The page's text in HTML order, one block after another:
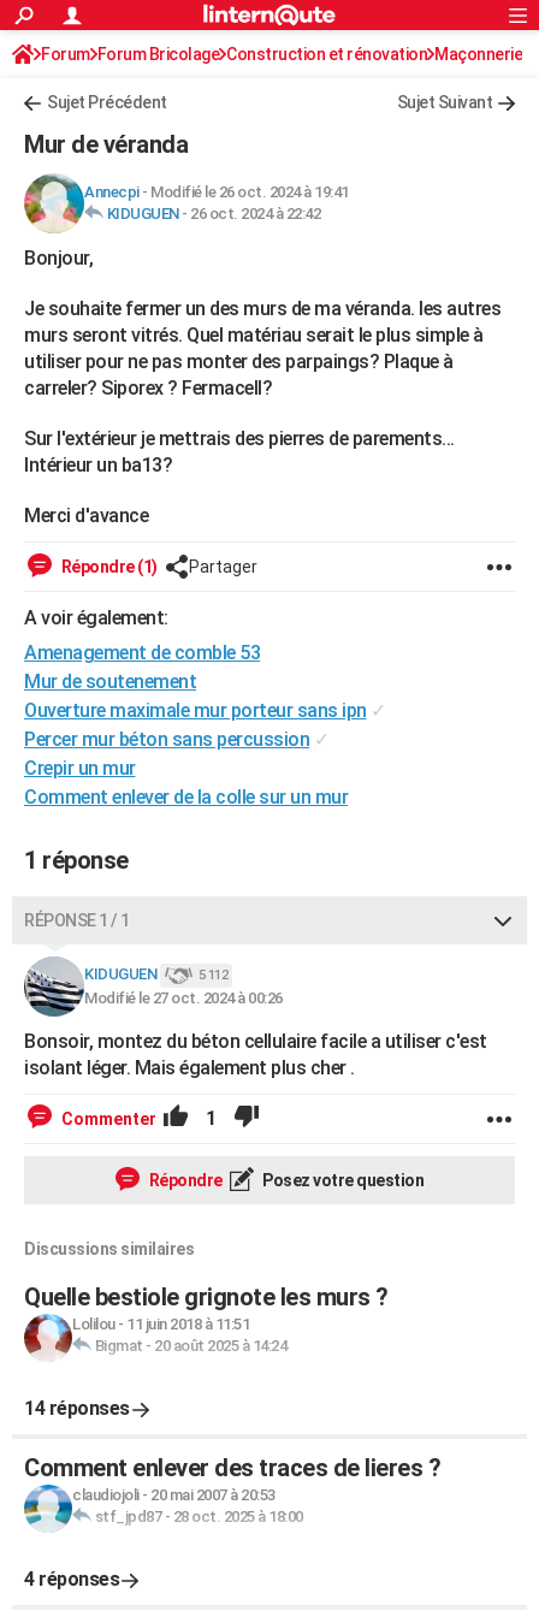
ACTUALITÉS
Politique
Société
Faits Divers
Education
Monde
Villes
+
FINANCE
Retraite
Impôts
Epargne
Immobilier
Risques naturels par ville
Banque
Assurance
Crédit
AUTO
Essais
Réserver un essai
Citadines
Berlines
SUV
Forum auto
+HIGH-TECH
Mobiles
Meilleur smartphone
Internet
Ordinateurs
Jeux vidéo
Guide high-tech
+
Forum
Aménagement intérieur
Extérieur
Cuisine
Salle de bains
Jardinage
Rangement
WEEK-END
Art de vivre
Bien-être
Loisirs
Mode
Modes de vie
SANTE
Alimentation
Guide de la santé
Maladies
Médicaments
Sommeil
VOYAGE
Destinations
City break
Voyage nature
Voyage de noces
Forum
Climat
PHOTO
GUIDES D'ACHAT
BONS PLANS
CARTE DE VOEUX
Carte de Noël
Carte Bonne année
Carte Saint-Valentin
Carte Pâques
Carte d'anniversaire
DICTIONNAIRE
Dictionnaire
Biographies
Citations
Expressions
Proverbes
PROGRAMME TV
COPAINS D'AVANT
AVIS DE DÉCÈS
FORUM
Bricolage
Lifestyle
Culture
Sport
Auto
Television
Voyage
Cinema
Rechercher
S'inscrire
Connexion
Forum Forum Bricolage Construction et rénovation Maçonnerie
Sujet Précédent Sujet Suivant
Mur de véranda
Annecpi- Modifié le 26 oct. 2024 à 19:41
KIDUGUEN- 26 oct. 2024 à 22:42
Bonjour,
Je souhaite fermer un des murs de ma véranda. les autres
murs seront vitrés. Quel matériau serait le plus simple à
utiliser pour ne pas monter des parpaings? Plaque à
carreler? Siporex ? Fermacell?
Sur l'extérieur je mettrais des pierres de parements...
Intérieur un ba13?
Merci d'avance
Répondre (1) Partager
A voir également:
Amenagement de comble 53
Mur de soutenement
Ouverture maximale mur porteur sans ipn ✓
Percer mur béton sans percussion ✓
Crepir un mur
Comment enlever de la colle sur un mur
1 réponse
RÉPONSE 1 / 1
KIDUGUEN 5 112
Modifié le 27 oct. 2024 à 00:26
Bonsoir, montez du béton cellulaire facile a utiliser c'est
isolant léger. Mais également plus cher .
Commenter 1
Répondre Posez votre question
Discussions similaires
Quelle bestiole grignote les murs ?
Lolilou- 11 juin 2018 à 11:51
Bigmat - 20 août 2025 à 14:24
14 réponses
Comment enlever des traces de lieres ?
claudiojoli- 20 mai 2007 à 20:53
stf_jpd87- 28 oct. 2025 à 18:00
4 réponses